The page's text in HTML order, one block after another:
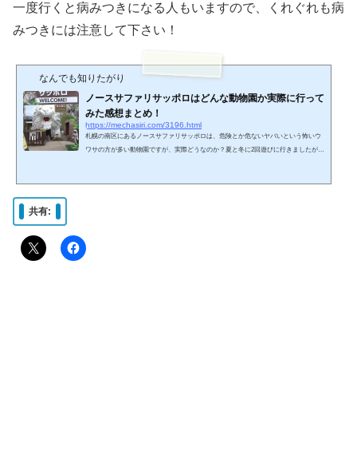
一度行くと病みつきになる人もいますので、くれぐれも病
みつき には注意して下さい！
なんでも知りたがり
ノースサファリサッポロはどんな動物園か実際に行って
みた感想まとめ！
https://mechasiri.com/3196.html
札幌の南区にあるノースサファリサッポロは、危険とか危ないヤバいという怖いウ
ワサの方が多い動物園ですが、実際どうなのか？夏と冬に2回遊びに行きましたが、
共有: